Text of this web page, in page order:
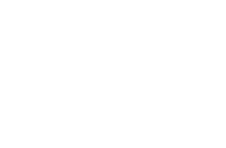
забезпечується